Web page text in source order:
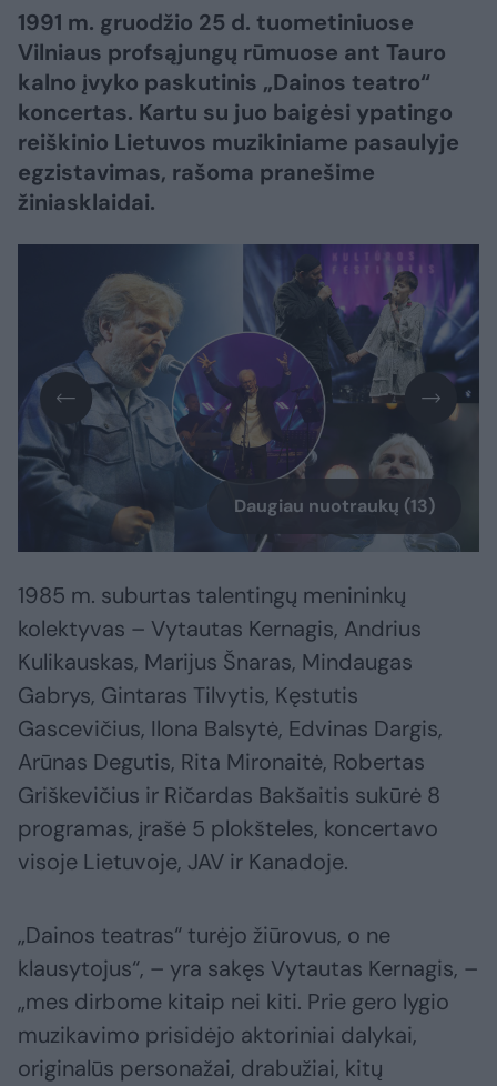
1991 m. gruodžio 25 d. tuometiniuose
Vilniaus profsąjungų rūmuose ant Tauro
kalno įvyko paskutinis „Dainos teatro“
koncertas. Kartu su juo baigėsi ypatingo
reiškinio Lietuvos muzikiniame pasaulyje
egzistavimas, rašoma pranešime
žiniasklaidai.
Daugiau nuotraukų (13)
1985 m. suburtas talentingų menininkų
kolektyvas – Vytautas Kernagis, Andrius
Kulikauskas, Marijus Šnaras, Mindaugas
Gabrys, Gintaras Tilvytis, Kęstutis
Gascevičius, Ilona Balsytė, Edvinas Dargis,
Arūnas Degutis, Rita Mironaitė, Robertas
Griškevičius ir Ričardas Bakšaitis sukūrė 8
programas, įrašė 5 plokšteles, koncertavo
visoje Lietuvoje, JAV ir Kanadoje.
„Dainos teatras“ turėjo žiūrovus, o ne
klausytojus“, – yra sakęs Vytautas Kernagis, –
„mes dirbome kitaip nei kiti. Prie gero lygio
muzikavimo prisidėjo aktoriniai dalykai,
originalūs personažai, drabužiai, kitų